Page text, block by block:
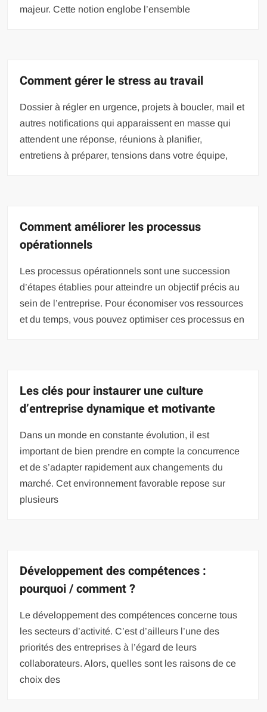
majeur. Cette notion englobe l’ensemble
Comment gérer le stress au travail
Dossier à régler en urgence, projets à boucler, mail et
autres notifications qui apparaissent en masse qui
attendent une réponse, réunions à planifier,
entretiens à préparer, tensions dans votre équipe,
Comment améliorer les processus
opérationnels
Les processus opérationnels sont une succession
d’étapes établies pour atteindre un objectif précis au
sein de l’entreprise. Pour économiser vos ressources
et du temps, vous pouvez optimiser ces processus en
Les clés pour instaurer une culture
d’entreprise dynamique et motivante
Dans un monde en constante évolution, il est
important de bien prendre en compte la concurrence
et de s’adapter rapidement aux changements du
marché. Cet environnement favorable repose sur
plusieurs
Développement des compétences :
pourquoi / comment ?
Le développement des compétences concerne tous
les secteurs d’activité. C’est d’ailleurs l’une des
priorités des entreprises à l’égard de leurs
collaborateurs. Alors, quelles sont les raisons de ce
choix des